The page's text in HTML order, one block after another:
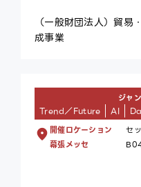
（一般財団法人）貿
成事業
ジャ
Trend／Future AI
開催ロケーション
幕張メッセ
セ